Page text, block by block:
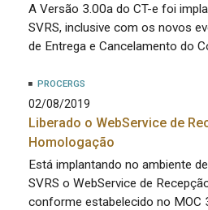
A Versão 3.00a do CT-e foi
SVRS, inclusive com os novos
de Entrega e Cancelamento do
PROCERGS
02/08/2019
Liberado o WebService de
Homologação
Está implantando no ambiente
SVRS o WebService de
conforme estabelecido no MOC